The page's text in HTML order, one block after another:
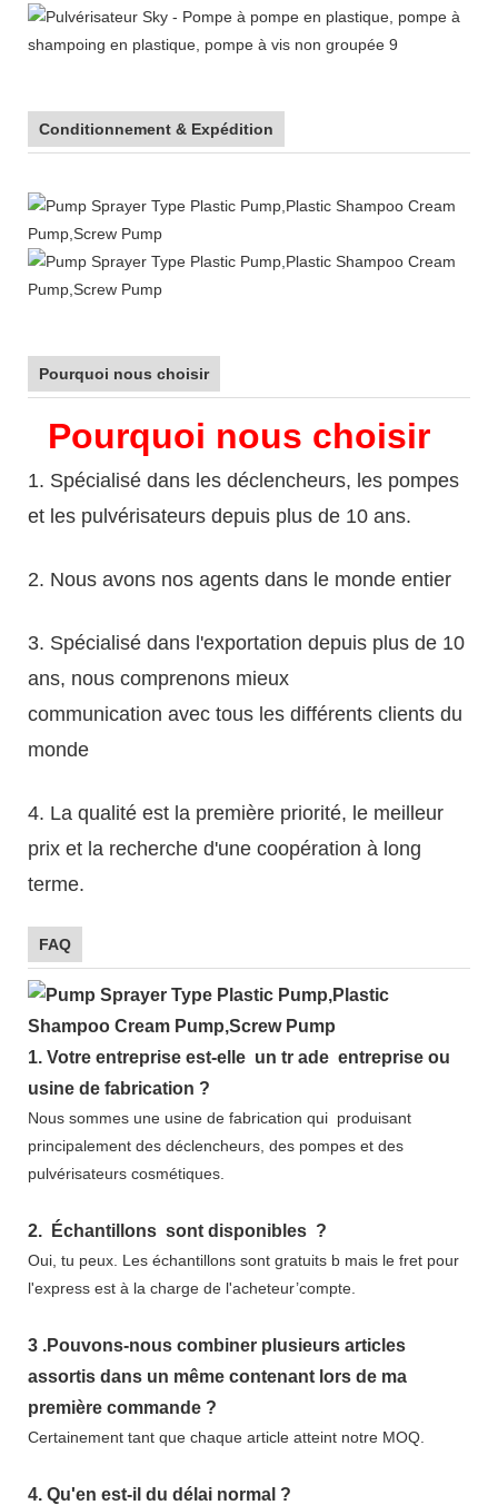
Conditionnement & Expédition
Pourquoi nous choisir
Pourquoi nous choisir
1. Spécialisé dans les déclencheurs, les pompes
et les pulvérisateurs depuis plus de 10 ans.
2. Nous avons nos agents dans le monde entier
3. Spécialisé dans l'exportation depuis plus de 10
ans, nous comprenons mieux
communication avec tous les différents clients du
monde
4. La qualité est la première priorité, le meilleur
prix et la recherche d'une coopération à long
terme.
FAQ
1. Votre entreprise est-elle un tr ade entreprise ou
usine de fabrication ?
Nous sommes une usine de fabrication qui produisant
principalement des déclencheurs, des pompes et des
pulvérisateurs cosmétiques.
2. Échantillons sont disponibles ?
Oui, tu peux. Les échantillons sont gratuits b mais le fret pour
l'express est à la charge de l'acheteur’compte.
3 .Pouvons-nous combiner plusieurs articles
assortis dans un même contenant lors de ma
première commande ?
Certainement tant que chaque article atteint notre MOQ.
4. Qu'en est-il du délai normal ?